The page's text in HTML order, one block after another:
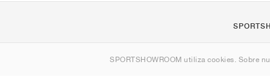
SPORTSHOWROOM utiliza cookies. Sobre
Contacto